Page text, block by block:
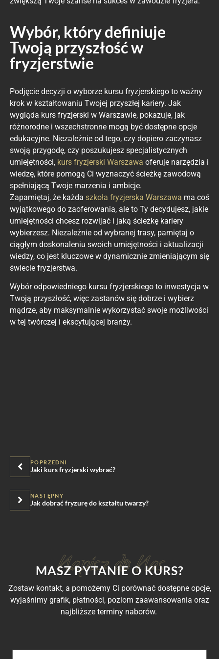
Wybór, który definiuje
Twoją przyszłość w
fryzjerstwie
Podjęcie decyzji o wyborze kursu fryzjerskiego to ważny
krok w kształtowaniu Twojej przyszłej kariery. Jak
wygląda kurs fryzjerski w Warszawie, pokazuje, jak
różnorodne i wszechstronne mogą być dostępne opcje
edukacyjne. Niezależnie od tego, czy dopiero zaczynasz
swoją przygodę, czy poszukujesz specjalistycznych
umiejętności, kurs fryzjerski Warszawa oferuje narzędzia i
wiedzę, które pomogą Ci wyznaczyć ścieżkę zawodową
spełniającą Twoje marzenia i ambicje.
Zapamiętaj, że każda szkoła fryzjerska Warszawa ma coś
wyjątkowego do zaoferowania, ale to Ty decydujesz, jakie
umiejętności chcesz rozwijać i jaką ścieżkę kariery
wybierzesz. Niezależnie od wybranej trasy, pamiętaj o
ciągłym doskonaleniu swoich umiejętności i aktualizacji
wiedzy, co jest kluczowe w dynamicznie zmieniającym się
świecie fryzjerstwa.
Wybór odpowiedniego kursu fryzjerskiego to inwestycja w
Twoją przyszłość, więc zastanów się dobrze i wybierz
mądrze, aby maksymalnie wykorzystać swoje możliwości
w tej twórczej i ekscytującej branży.
POPRZEDNI
Jaki kurs fryzjerski wybrać?
NASTĘPNY
Jak dobrać fryzurę do kształtu twarzy?
MASZ PYTANIE O KURS?
Zostaw kontakt, a pomożemy Ci porównać dostępne opcje,
wyjaśnimy grafik, płatności, poziom zaawansowania oraz
najbliższe terminy naborów.